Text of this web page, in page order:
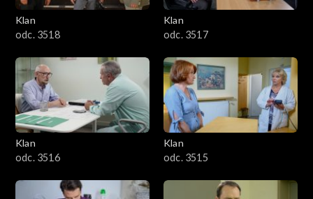
Klan
odc. 3518
Klan
odc. 3517
Klan
odc. 3516
Klan
odc. 3515